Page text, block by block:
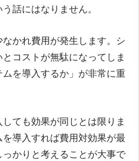
話にはなりません。
かれ費用が発生します。シ
コストが無駄になってしま
を導入するか」が非常に重
ても効果が同じとは限りま
導入すれば費用対効果が最
かりと考えることが大事で